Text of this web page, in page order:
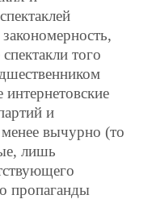
того
и
вычурно (то
лишь
пропаганды